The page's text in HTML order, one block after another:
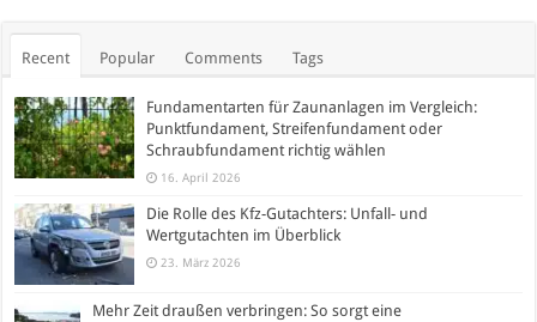
Recent Popular Comments Tags
Fundamentarten für Zaunanlagen im Vergleich:
Punktfundament, Streifenfundament oder
Schraubfundament richtig wählen
16. April 2026
Die Rolle des Kfz-Gutachters: Unfall- und
Wertgutachten im Überblick
23. März 2026
Mehr Zeit draußen verbringen: So sorgt eine